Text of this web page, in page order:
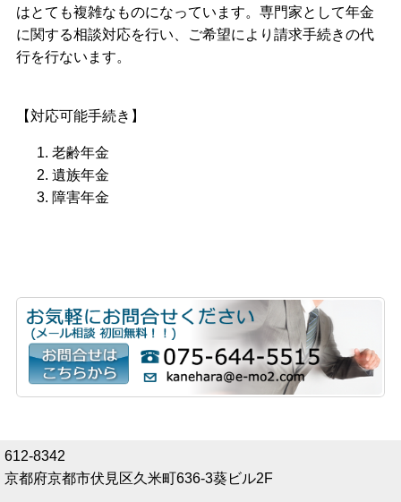
はとても複雑なものになっています。専門家として年金
に関する相談対応を行い、ご希望により請求手続きの代
行を行ないます。
【対応可能手続き】
老齢年金
遺族年金
障害年金
612-8342
京都府京都市伏見区久米町636-3葵ビル2F